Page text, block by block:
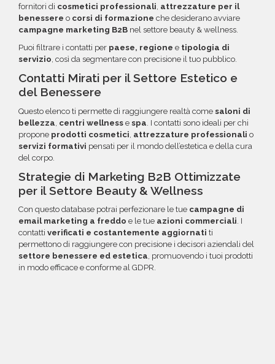
fornitori di cosmetici professionali, attrezzature per il
benessere o corsi di formazione che desiderano avviare
campagne marketing B2B nel settore beauty & wellness.
Puoi filtrare i contatti per paese, regione e tipologia di
servizio, così da segmentare con precisione il tuo pubblico.
Contatti Mirati per il Settore Estetico e
del Benessere
Questo elenco ti permette di raggiungere realtà come saloni di
bellezza centri wellness e spa . I contatti sono ideali per chi
propone prodotti cosmetici attrezzature professionali o
servizi formativi pensati per il mondo dell’estetica e della cura
del corpo.
Strategie di Marketing B2B Ottimizzate
per il Settore Beauty & Wellness
Con questo database potrai perfezionare le tue campagne di
email marketing a freddo e le tue azioni commerciali. I
contatti verificati e costantemente aggiornati ti
permettono di raggiungere con precisione i decisori aziendali del
settore benessere ed estetica, promuovendo i tuoi prodotti
in modo efficace e conforme al GDPR.